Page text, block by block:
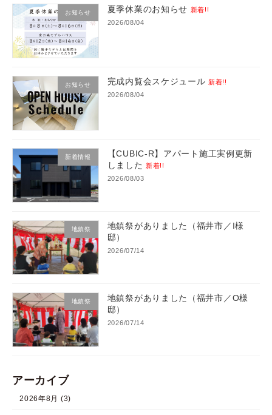
お知らせ 夏季休業のお知らせ 新着!!
2026/08/04
お知らせ 完成内覧会スケジュール 新着!!
2026/08/04
新着情報
【CUBIC-R】アパート施工実例更新
しました
新着!!
2026/08/03
地鎮祭
地鎮祭がありました（福井市／I様
邸）
2026/07/14
地鎮祭
地鎮祭がありました（福井市／O様
邸）
2026/07/14
アーカイブ
2026年8月 (3)